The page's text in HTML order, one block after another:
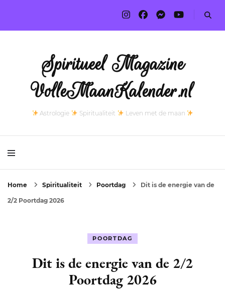
Spiritueel Magazine
VolleMaanKalender.nl
Astrologie Spiritualiteit Leven met de maan
Home Spiritualiteit Poortdag Dit is de energie van de
2/2 Poortdag 2026
POORTDAG
Dit is de energie van de 2/2
Poortdag 2026